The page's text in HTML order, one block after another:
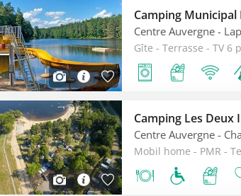
Centre Auvergne -
Gîte - Terrasse - TV 6
Centre Auvergne -
Mobil home - PMR -